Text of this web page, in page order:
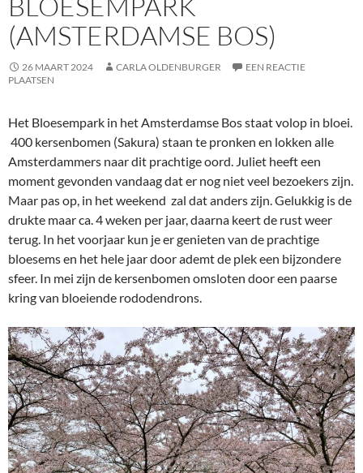
(AMSTERDAMSE BOS)
26 MAART 2024 CARLA OLDENBURGER
EEN REACTIE
PLAATSEN
Het Bloesempark in het Amsterdamse Bos staat volop in bloei.
400 kersenbomen (Sakura) staan te pronken en lokken alle
Amsterdammers naar dit prachtige oord. Juliet heeft een
moment gevonden vandaag dat er nog niet veel bezoekers zijn.
Maar pas op, in het weekend zal dat anders zijn. Gelukkig is de
drukte maar ca. 4 weken per jaar, daarna keert de rust weer
terug. In het voorjaar kun je er genieten van de prachtige
bloesems en het hele jaar door ademt de plek een bijzondere
sfeer. In mei zijn de kersenbomen omsloten door een paarse
kring van bloeiende rododendrons.